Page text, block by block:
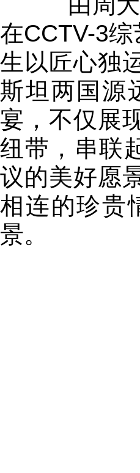
在CCTV-3
生以匠心独
斯坦两国源
宴，不仅展
纽带，串联
议的美好愿
相连的珍贵
景。